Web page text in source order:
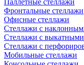
Паллетные стеллажи
Фронтальные стеллажи
Офисные стеллажи
Стеллажи с
Стеллажи с
Стеллажи с
Мобильные стеллажи